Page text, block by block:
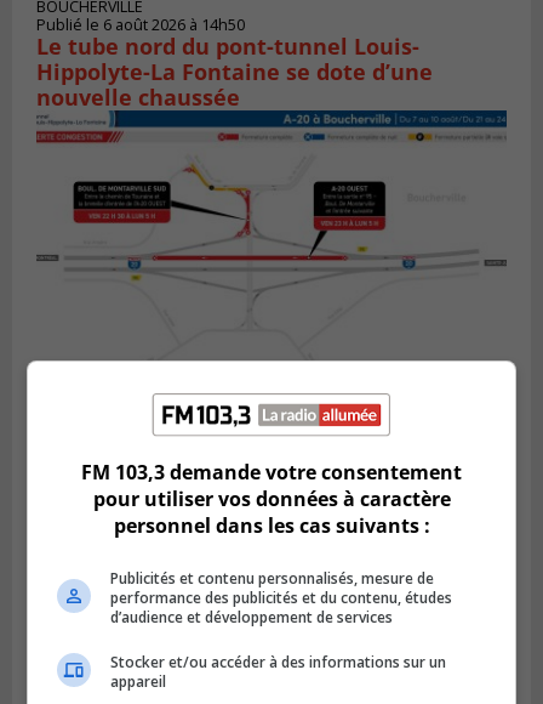
BOUCHERVILLE
Publié le 6 août 2026 à 14h50
Le tube nord du pont-tunnel Louis-
Hippolyte-La Fontaine se dote d’une
nouvelle chaussée
Publié le 5 août 2026 à 15h25
Le MTMD annonce des fermetures sur
l’autoroute 20 à Boucherville
FM 103,3 demande votre consentement
pour utiliser vos données à caractère
personnel dans les cas suivants :
Publicités et contenu personnalisés, mesure de
performance des publicités et du contenu, études
d’audience et développement de services
Stocker et/ou accéder à des informations sur un
appareil